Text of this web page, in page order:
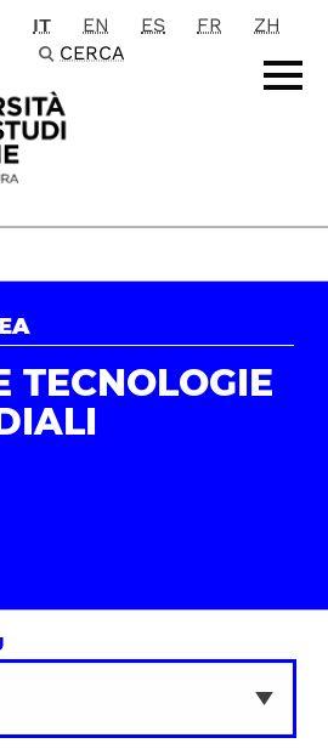
principale
IT EN ES FR
ZH
CERCA
TECNOLOGIE